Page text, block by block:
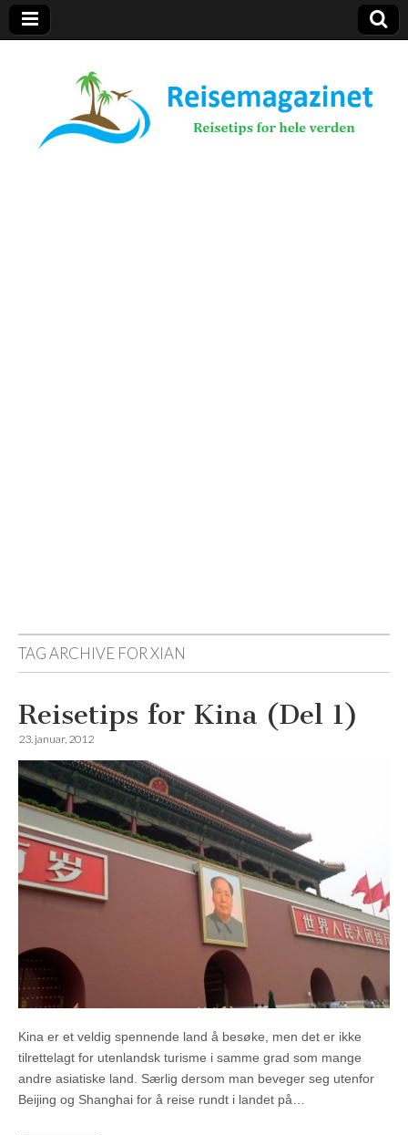
Reisemagazinet
TAG ARCHIVE FORXIAN
Reisetips for Kina (Del 1)
23. januar, 2012
Kina er et veldig spennende land å besøke, men det er ikke
tilrettelagt for utenlandsk turisme i samme grad som mange
andre asiatiske land. Særlig dersom man beveger seg utenfor
Beijing og Shanghai for å reise rundt i landet på…